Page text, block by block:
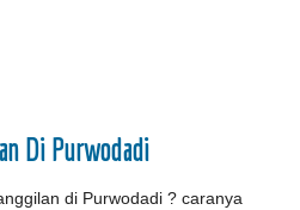
Di Purwodadi
di Purwodadi ? caranya